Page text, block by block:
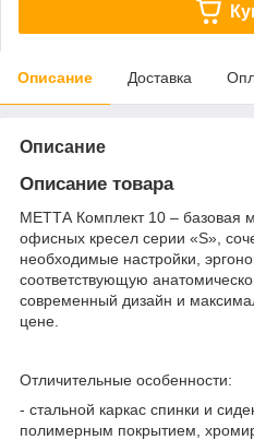
Описание Доставка
Описание
Описание товара
МЕТТА Комплект 10 – базовая
офисных кресел серии «S»,
необходимые настройки,
соответствующую
современный дизайн и
цене.
Отличительные особенности:
- стальной каркас спинки и
полимерным покрытием,